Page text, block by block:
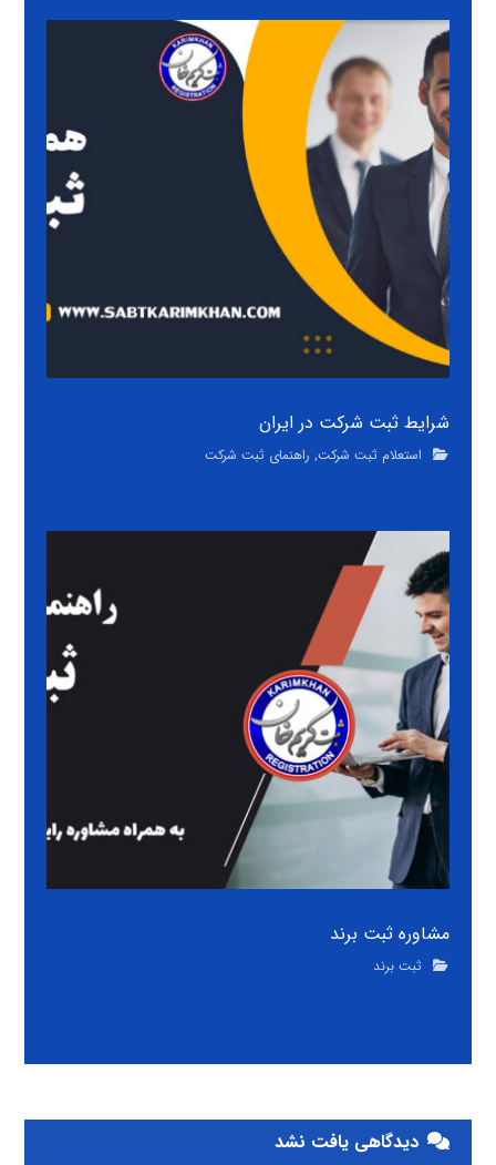
شرایط ثبت شرکت در ایران
استعلام ثبت شرکت, راهنمای ثبت شرکت
مشاوره ثبت برند
ثبت برند
دیدگاهی یافت نشد